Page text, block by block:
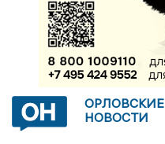
ОРЛОВСКИЕ
НОВОСТИ